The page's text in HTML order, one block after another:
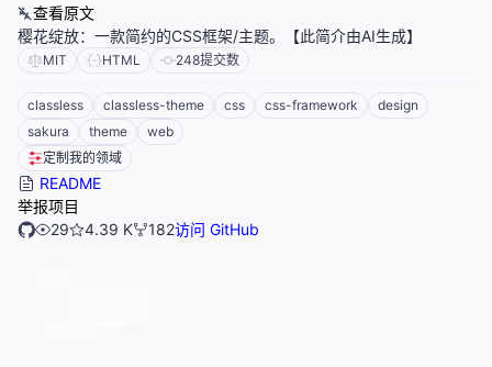
查看原文
樱花绽放：一款简约的CSS框架/主题。【此简介由AI生成】
MIT HTML 248提交数
classless classless-theme css css-framework
design
sakura
theme
web
定制我的领域
README
举报项目
29
4.39 K 182访问 GitHub